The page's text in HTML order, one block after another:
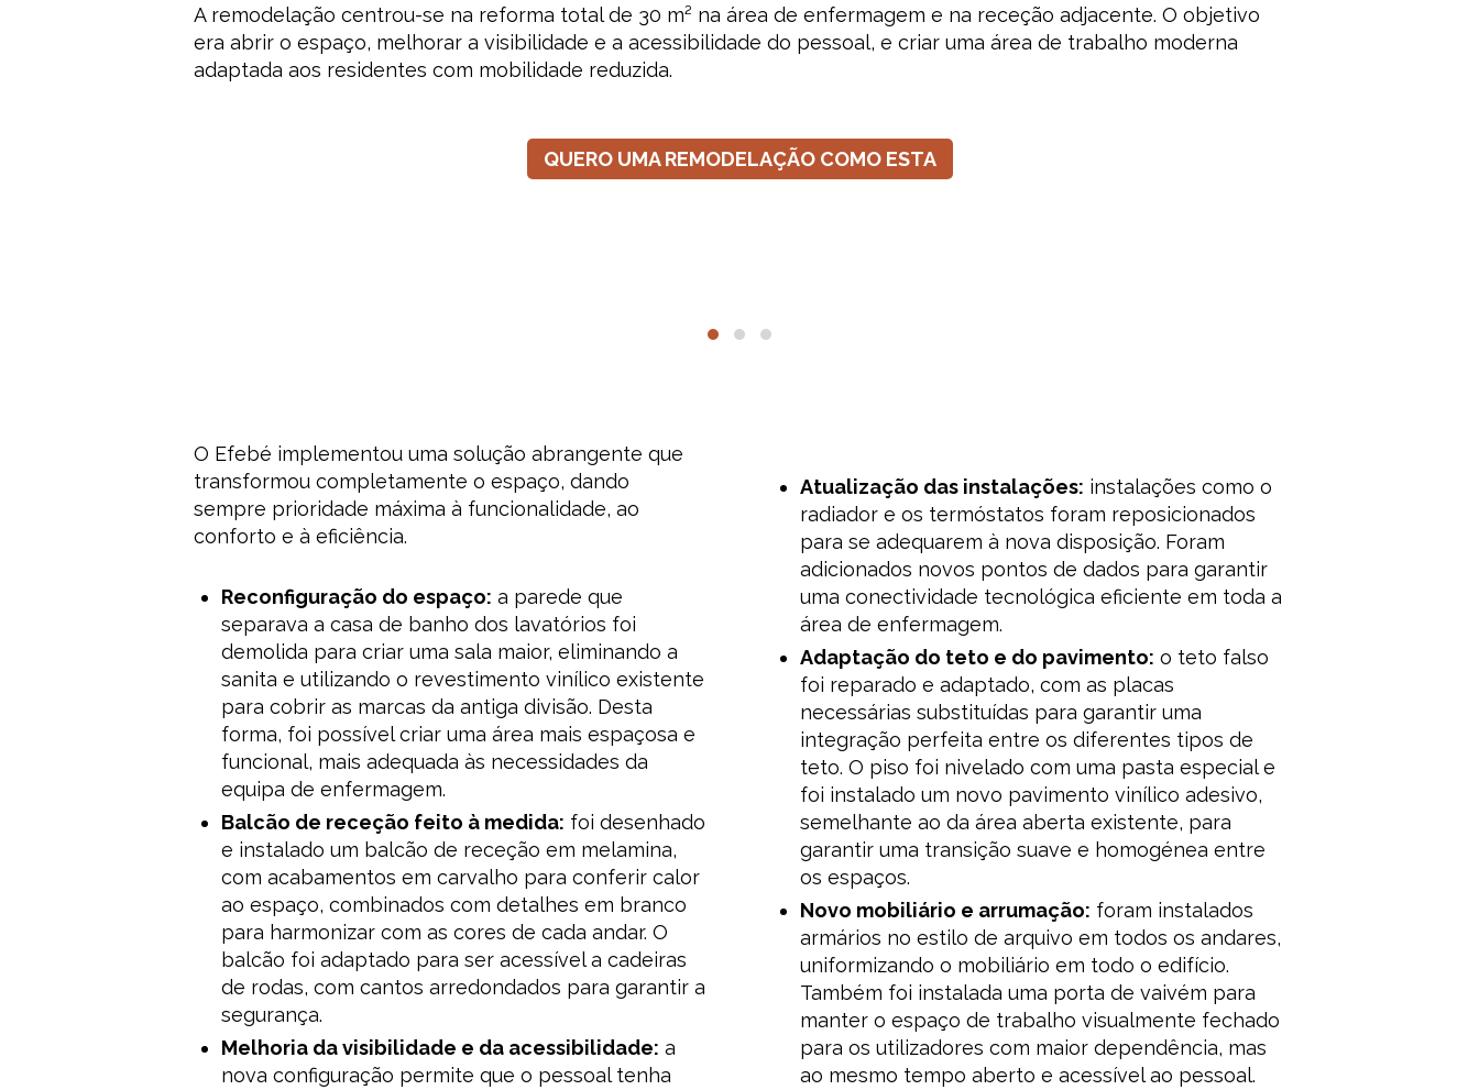
A remodelação centrou-se na reforma total de 30 m² na área de enfermagem e na receção adjacente. O objetivo
era abrir o espaço, melhorar a visibilidade e a acessibilidade do pessoal, e criar uma área de trabalho moderna
adaptada aos residentes com mobilidade reduzida.
QUERO UMA REMODELAÇÃO COMO ESTA
O Efebé implementou uma solução abrangente que
transformou completamente o espaço, dando
sempre prioridade máxima à funcionalidade, ao
conforto e à eficiência.
Reconfiguração do espaço: a parede que
separava a casa de banho dos lavatórios foi
demolida para criar uma sala maior, eliminando a
sanita e utilizando o revestimento vinílico existente
para cobrir as marcas da antiga divisão. Desta
forma, foi possível criar uma área mais espaçosa e
funcional, mais adequada às necessidades da
equipa de enfermagem.
Balcão de receção feito à medida: foi desenhado
e instalado um balcão de receção em melamina,
com acabamentos em carvalho para conferir calor
ao espaço, combinados com detalhes em branco
para harmonizar com as cores de cada andar. O
balcão foi adaptado para ser acessível a cadeiras
de rodas, com cantos arredondados para garantir a
segurança.
Melhoria da visibilidade e da acessibilidade: a
nova configuração permite que o pessoal tenha
Atualização das instalações: instalações como o
radiador e os termóstatos foram reposicionados
para se adequarem à nova disposição. Foram
adicionados novos pontos de dados para garantir
uma conectividade tecnológica eficiente em toda a
área de enfermagem.
Adaptação do teto e do pavimento: o teto falso
foi reparado e adaptado, com as placas
necessárias substituídas para garantir uma
integração perfeita entre os diferentes tipos de
teto. O piso foi nivelado com uma pasta especial e
foi instalado um novo pavimento vinílico adesivo,
semelhante ao da área aberta existente, para
garantir uma transição suave e homogénea entre
os espaços.
Novo mobiliário e arrumação: foram instalados
armários no estilo de arquivo em todos os andares,
uniformizando o mobiliário em todo o edifício.
Também foi instalada uma porta de vaivém para
manter o espaço de trabalho visualmente fechado
para os utilizadores com maior dependência, mas
ao mesmo tempo aberto e acessível ao pessoal.